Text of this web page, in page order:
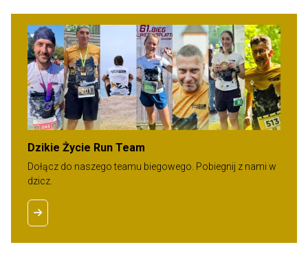
Dzikie Życie Run Team
Dołącz do naszego teamu biegowego. Pobiegnij z nami w
dzicz.